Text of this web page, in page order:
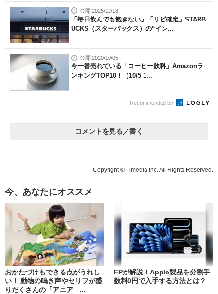
公開 2025/12/18
「毎日飲んでも飽きない」「リピ確定」STARB
UCKS（スターバックス）の“イン...
公開 2020/10/05
今一番売れている「コーヒー飲料」Amazonラ
ンキングTOP10！（10/5 1...
Recommended by
コメントを見る／書く
Copyright © ITmedia Inc. All Rights Reserved.
今、あなたにオススメ
おかたづけもできる点がうれし
い！ 動物の鳴き声やセリフが盛
りだくさんの「アニア ...
FPが解説！Apple製品を分割手
数料0円で入手する方法とは？